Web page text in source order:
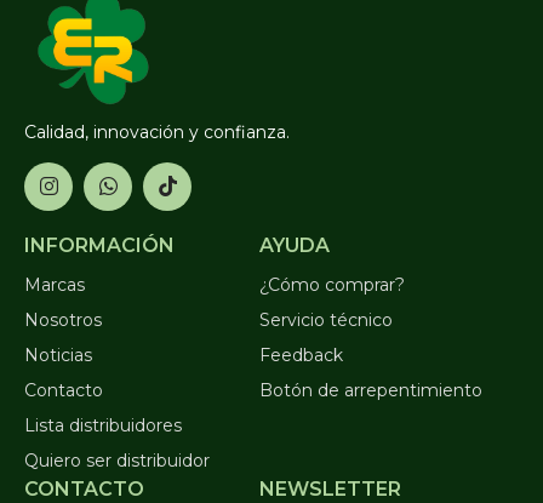
Calidad, innovación y confianza.
INFORMACIÓN
Marcas
Nosotros
Noticias
Contacto
Lista distribuidores
Quiero ser distribuidor
AYUDA
¿Cómo comprar?
Servicio técnico
Feedback
Botón de arrepentimiento
CONTACTO NEWSLETTER